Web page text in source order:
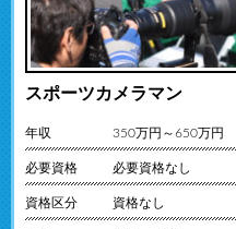
スポーツカメラマン
年収 350万円～650万円
必要資格 必要資格なし
資格区分 資格なし